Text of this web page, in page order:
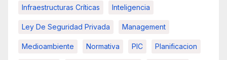
Infraestructuras Críticas Inteligencia
Ley De Seguridad Privada Management
Medioambiente Normativa PIC Planificacion